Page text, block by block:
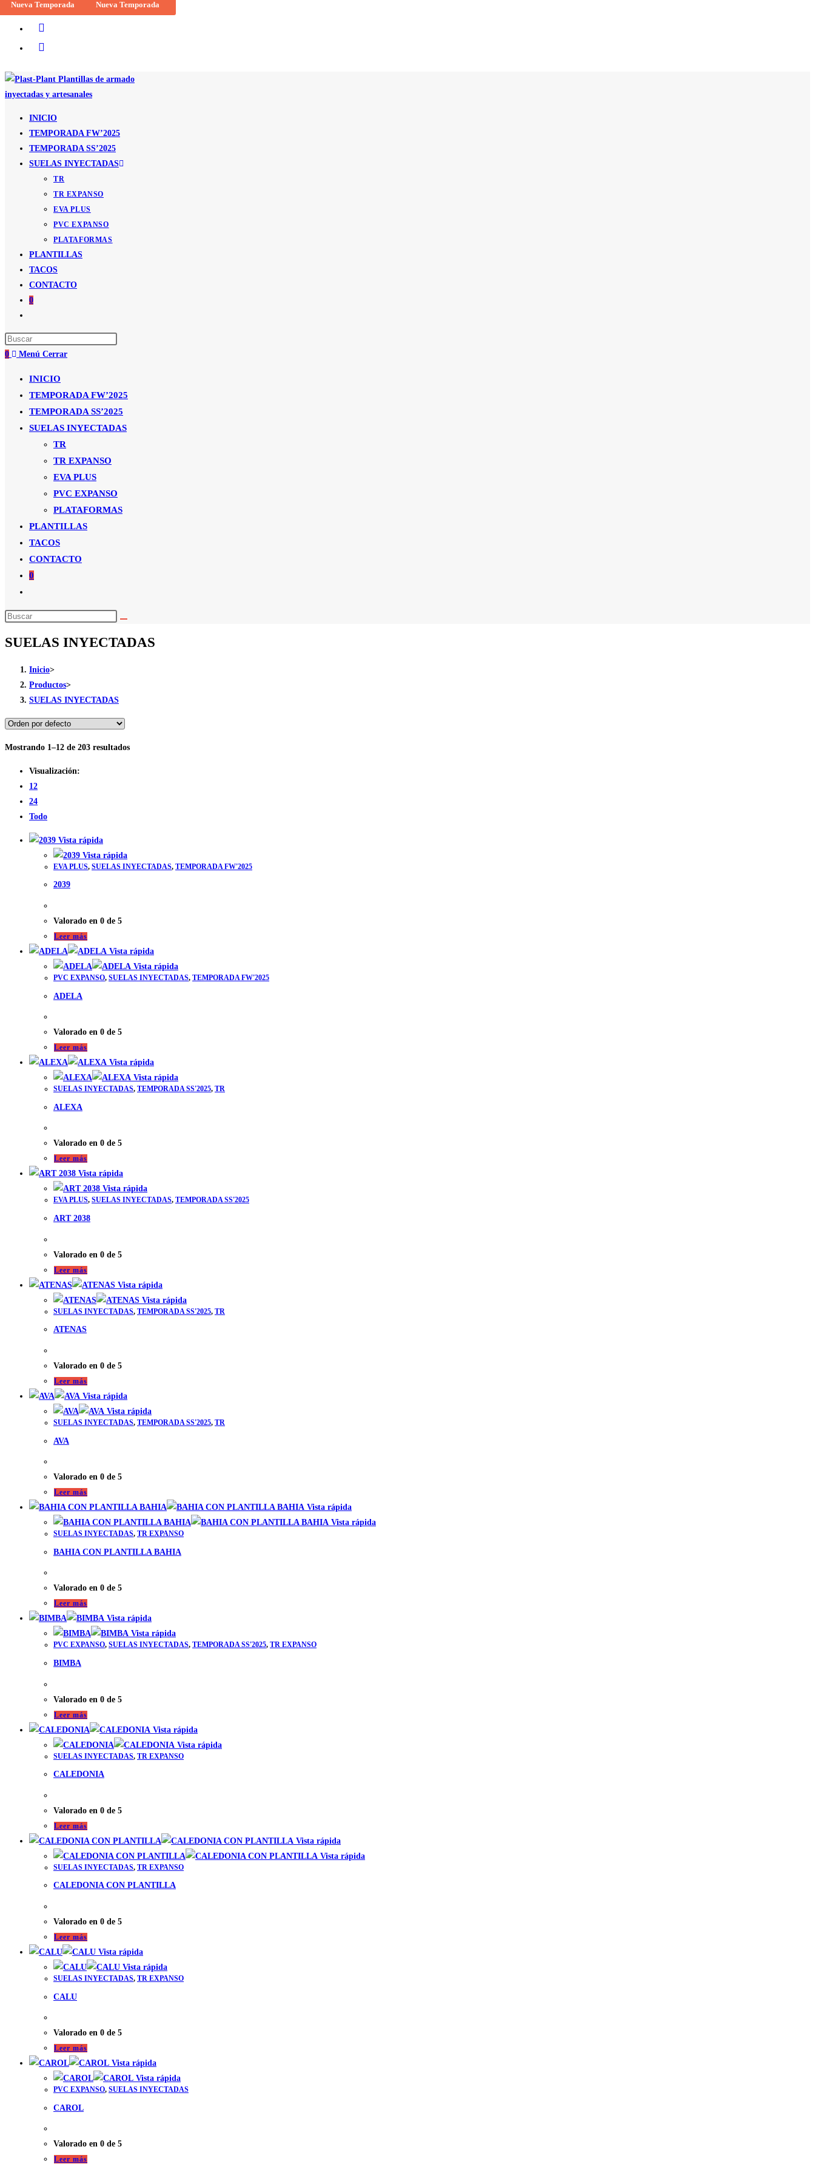
contenido
INICIO
TEMPORADA FW’2025
TEMPORADA SS’2025
SUELAS INYECTADAS
TR
TR EXPANSO
EVA PLUS
PVC EXPANSO
PLATAFORMAS
PLANTILLAS
TACOS
CONTACTO
0
de
la
web
0 Menú Cerrar
INICIO
TEMPORADA FW’2025
TEMPORADA SS’2025
SUELAS INYECTADAS
TR
TR EXPANSO
EVA PLUS
PVC EXPANSO
PLATAFORMAS
PLANTILLAS
TACOS
CONTACTO
0
de
la
SUELAS INYECTADAS
Inicio>
Productos>
SUELAS INYECTADAS
Mostrando 1–12 de 203 resultados
Visualización:
12
24
Todo
Vista rápida
Nueva Temporada Nueva Temporada
Vista rápida
EVA PLUS, SUELAS INYECTADAS, TEMPORADA FW'2025
2039
Valorado en 0 de 5
Leer más
Vista rápida
Nueva Temporada
Vista rápida
PVC EXPANSO, SUELAS INYECTADAS, TEMPORADA FW'2025
ADELA
Valorado en 0 de 5
Leer más
Vista rápida
Vista rápida
SUELAS INYECTADAS, TEMPORADA SS'2025, TR
ALEXA
Valorado en 0 de 5
Leer más
Vista rápida
Vista rápida
EVA PLUS, SUELAS INYECTADAS, TEMPORADA SS'2025
ART 2038
Valorado en 0 de 5
Leer más
Vista rápida
Vista rápida
SUELAS INYECTADAS, TEMPORADA SS'2025, TR
ATENAS
Valorado en 0 de 5
Leer más
Vista rápida
Vista rápida
SUELAS INYECTADAS, TEMPORADA SS'2025, TR
AVA
Valorado en 0 de 5
Leer más
Vista rápida
Vista rápida
SUELAS INYECTADAS, TR EXPANSO
BAHIA CON PLANTILLA BAHIA
Valorado en 0 de 5
Leer más
Vista rápida
Vista rápida
PVC EXPANSO, SUELAS INYECTADAS, TEMPORADA SS'2025, TR EXPANSO
BIMBA
Valorado en 0 de 5
Leer más
Vista rápida
Vista rápida
SUELAS INYECTADAS, TR EXPANSO
CALEDONIA
Valorado en 0 de 5
Leer más
Vista rápida
Vista rápida
SUELAS INYECTADAS, TR EXPANSO
CALEDONIA CON PLANTILLA
Valorado en 0 de 5
Leer más
Vista rápida
Vista rápida
SUELAS INYECTADAS, TR EXPANSO
CALU
Valorado en 0 de 5
Leer más
Vista rápida
Vista rápida
PVC EXPANSO, SUELAS INYECTADAS
CAROL
Valorado en 0 de 5
Leer más